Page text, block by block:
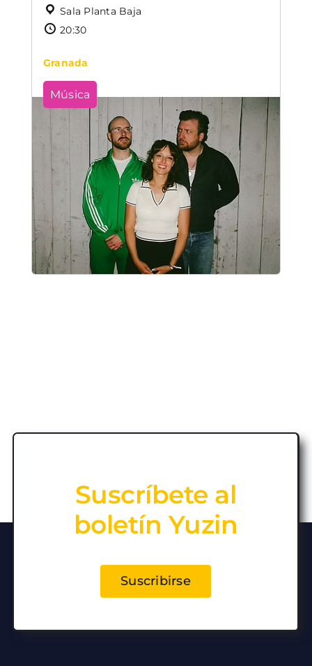
Sala Planta Baja
20:30
Granada
Música
Suscríbete al
boletín Yuzin
Suscribirse